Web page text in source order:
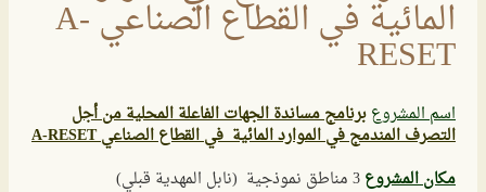
المائية في القطاع الصناعي A-
RESET
اسم المشروعبرنامج مساندة الجهات الفاعلة المحلية من أجل
التصرف المندمج في الموارد المائية في القطاع الصناعي A-RESET
مكان المشروع